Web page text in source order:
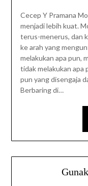
Cecep Y Pramana
menjadi lebih kuat.
terus-menerus, dan
ke arah yang
melakukan apa pun,
tidak melakukan apa
pun yang disengaja
Berbaring di…